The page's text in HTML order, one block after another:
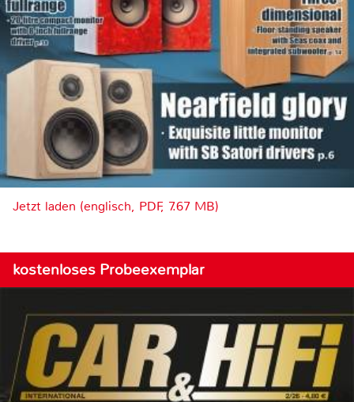
Jetzt laden (englisch, PDF, 7.67 MB)
kostenloses Probeexemplar